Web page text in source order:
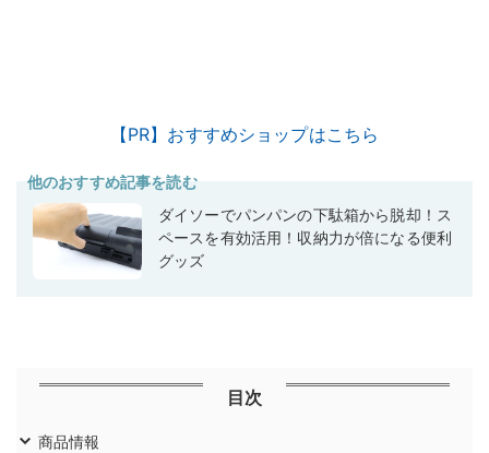
【PR】おすすめショップはこちら
他のおすすめ記事を読む
ダイソーでパンパンの下駄箱から脱却！ス
ペースを有効活用！収納力が倍になる便利
グッズ
目次
商品情報